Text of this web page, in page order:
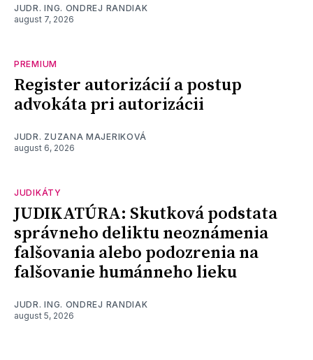
JUDR. ING. ONDREJ RANDIAK
august 7, 2026
PREMIUM
Register autorizácií a postup
advokáta pri autorizácii
JUDR. ZUZANA MAJERIKOVÁ
august 6, 2026
JUDIKÁTY
JUDIKATÚRA: Skutková podstata
správneho deliktu neoznámenia
falšovania alebo podozrenia na
falšovanie humánneho lieku
JUDR. ING. ONDREJ RANDIAK
august 5, 2026